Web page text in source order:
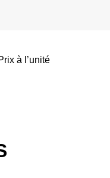
à l’unité